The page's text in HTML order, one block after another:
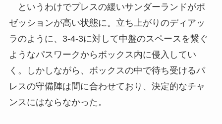
というわけでプレスの緩いサンダーランドがポ
ゼッションが高い状態に。立ち上がりのディアッ
ラのように、3-4-3に対して中盤のスペースを繋ぐ
ようなパスワークからボックス内に侵入してい
く。しかしながら、ボックスの中で待ち受けるパ
レスの守備陣は間に合わせており、決定的なチャ
ンスにはならなかった。